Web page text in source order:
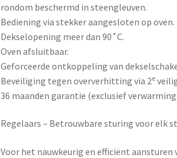
rondom beschermd in steengleuven.
Bediening via stekker aangesloten op oven.
Dekselopening meer dan 90˚C.
Oven afsluitbaar.
Geforceerde ontkoppeling van
Beveiliging tegen oververhitting via 2e
36 maanden garantie (exclusief
Regelaars – Betrouwbare sturing voor elk
Voor het nauwkeurig en efficiënt